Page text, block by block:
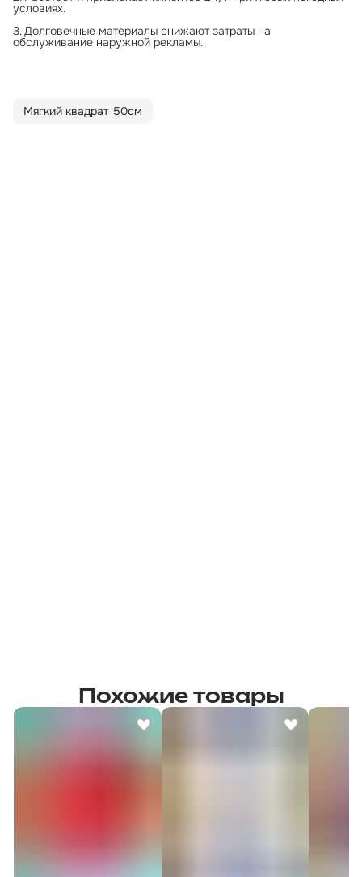
условиях.
3. Долговечные материалы снижают затраты на
обслуживание наружной рекламы.
Мягкий квадрат 50см
Похожие товары